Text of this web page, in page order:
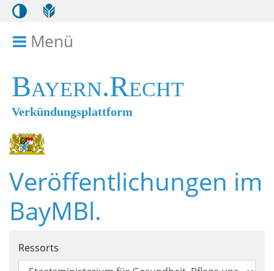
Menü
Bayern.Recht
Verkündungsplattform
Veröffentlichungen im
BayMBl.
Suchformular für
Ressorts